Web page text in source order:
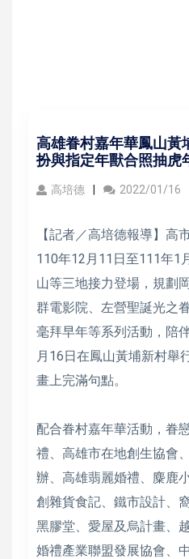
高雄眷村嘉年華鳳山黃
扮與指定年獸合照抽虎
高培德 2022/01/16
【記者／高培德報導】高
110年12月11日至111年1
山等三地接力登場，規劃
群電影院、左營聖誕光之
毫拜早年等系列活動，陪
月16日在鳳山黃埔新村舉
畫上完滿句點。
配合眷村嘉年華活動，眷
禮、高雄市在地創生協會
辦、高雄翡麗婚禮、麋鹿
創雜貨食記、鐵市設計、
黑膠堂、愛屋及烏計畫、
婚禮產業聯盟發展協會、